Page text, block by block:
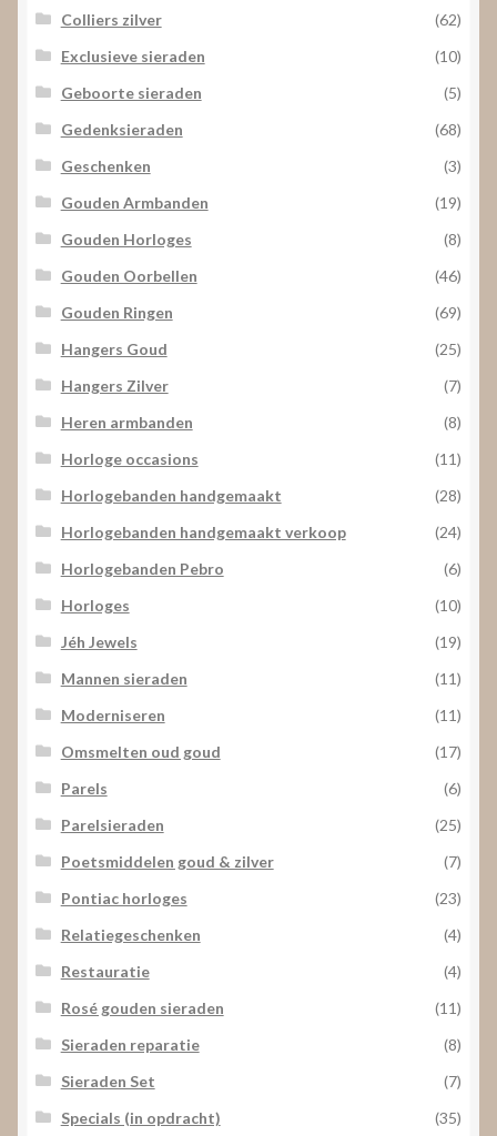
Colliers zilver
(62)
Exclusieve sieraden
(10)
Geboorte sieraden
(5)
Gedenksieraden
(68)
Geschenken
(3)
Gouden Armbanden
(19)
Gouden Horloges
(8)
Gouden Oorbellen
(46)
Gouden Ringen
(69)
Hangers Goud
(25)
Hangers Zilver
(7)
Heren armbanden
(8)
Horloge occasions
(11)
Horlogebanden handgemaakt
(28)
Horlogebanden handgemaakt verkoop
(24)
Horlogebanden Pebro
(6)
Horloges
(10)
Jéh Jewels
(19)
Mannen sieraden
(11)
Moderniseren
(11)
Omsmelten oud goud
(17)
Parels
(6)
Parelsieraden
(25)
Poetsmiddelen goud & zilver
(7)
Pontiac horloges
(23)
Relatiegeschenken
(4)
Restauratie
(4)
Rosé gouden sieraden
(11)
Sieraden reparatie
(8)
Sieraden Set
(7)
Specials (in opdracht)
(35)